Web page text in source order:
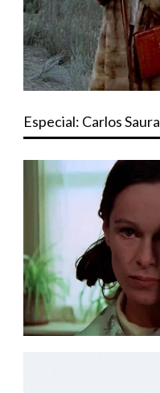
Especial: Carlos Saura